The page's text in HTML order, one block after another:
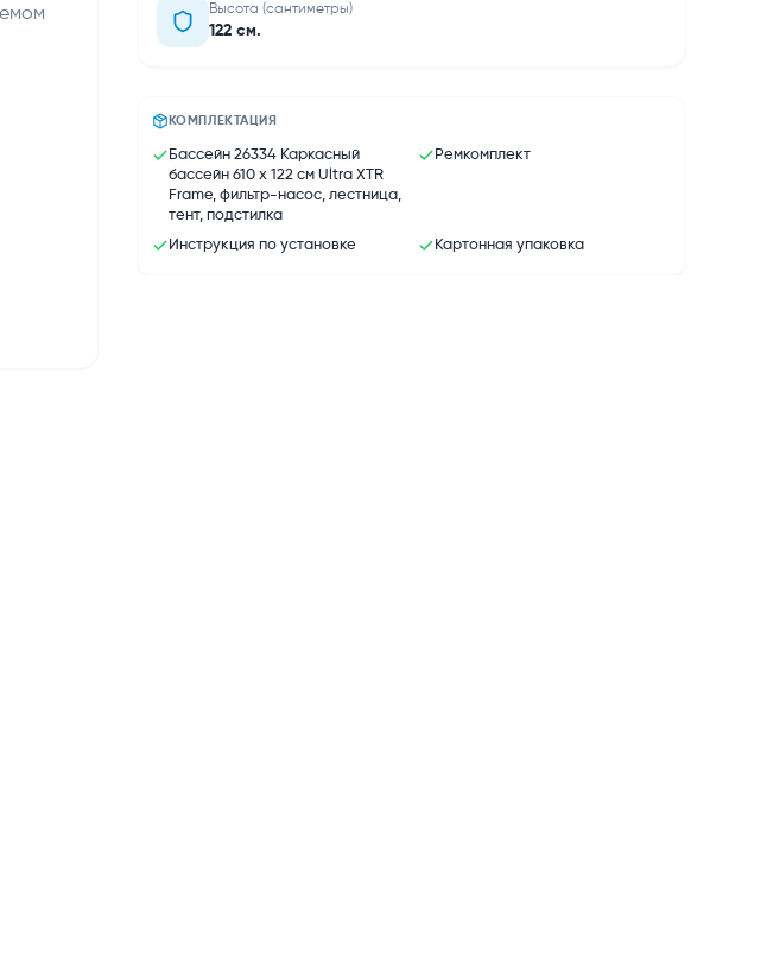
Высота (сантиметры)
122 см.
КОМПЛЕКТАЦИЯ
Бассейн 26334 Каркасный
бассейн 610 х 122 см Ultra XTR
Frame, фильтр-насос, лестница,
тент, подстилка
Ремкомплект
Инструкция по установке Картонная упаковка